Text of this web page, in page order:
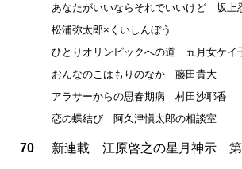
あなたがいいならそれでいいけど 坂上
松浦弥太郎×くいしんぼう
ひとりオリンピックへの道 五月女ケイ
おんなのこはもりのなか 藤田貴大
アラサーからの思春期病 村田沙耶香
恋の蝶結び 阿久津愼太郎の相談室
70 新連載 江原啓之の星月神示 第